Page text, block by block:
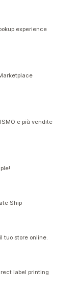
experience
e più vendite
Ship
tuo store online.
label printing